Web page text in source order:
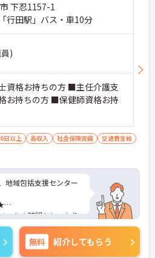
下忍1157-1
行田駅」バス・車10分
)
資格お持ちの方 ■主任介護支
お持ちの方 ■保健師資格お持
日以上 高収入 社会保険完備
交通費支給
地域包括支援センター
ートの時間もしっかり
護職までお問い合わ
無料 紹介してもらう